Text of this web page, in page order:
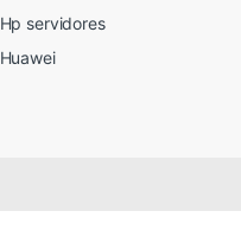
Hp servidores
Huawei